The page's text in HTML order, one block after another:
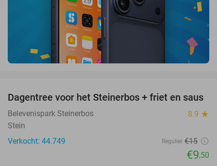
37%
Dagentree voor het Steinerbos + friet en saus
Belevenispark Steinerbos 8.9 star
Stein
Verkocht: 44.749
Regulier €15
€9,50